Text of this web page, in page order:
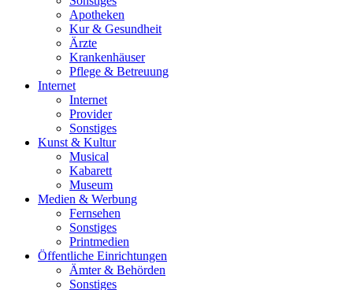
Apotheken
Kur & Gesundheit
Ärzte
Krankenhäuser
Pflege & Betreuung
Internet
Internet
Provider
Sonstiges
Kunst & Kultur
Musical
Kabarett
Museum
Medien & Werbung
Fernsehen
Sonstiges
Printmedien
Öffentliche Einrichtungen
Ämter & Behörden
Sonstiges